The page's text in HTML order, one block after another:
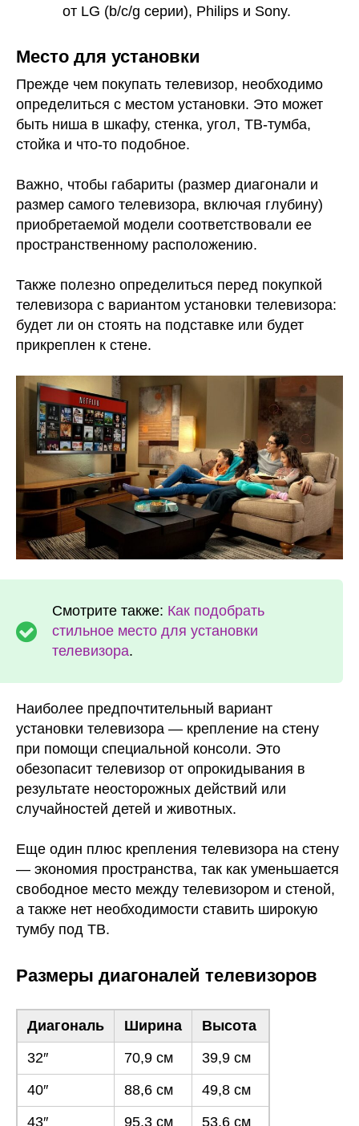
от LG (b/с/g серии), Philips и Sony.
Место для установки
Прежде чем покупать телевизор, необходимо
определиться с местом установки. Это может
быть ниша в шкафу, стенка, угол, ТВ-тумба,
стойка и что-то подобное.
Важно, чтобы габариты (размер диагонали и
размер самого телевизора, включая глубину)
приобретаемой модели соответствовали ее
пространственному расположению.
Также полезно определиться перед покупкой
телевизора с вариантом установки телевизора:
будет ли он стоять на подставке или будет
прикреплен к стене.
Смотрите также: Как подобрать
стильное место для установки
телевизора.
Наиболее предпочтительный вариант
установки телевизора — крепление на стену
при помощи специальной консоли. Это
обезопасит телевизор от опрокидывания в
результате неосторожных действий или
случайностей детей и животных.
Еще один плюс крепления телевизора на стену
— экономия пространства, так как уменьшается
свободное место между телевизором и стеной,
а также нет необходимости ставить широкую
тумбу под ТВ.
Размеры диагоналей телевизоров
Диагональ Ширина
Высота
32″
70,9 см
39,9 см
40″
88,6 см
49,8 см
43″
95,3 см
53,6 см